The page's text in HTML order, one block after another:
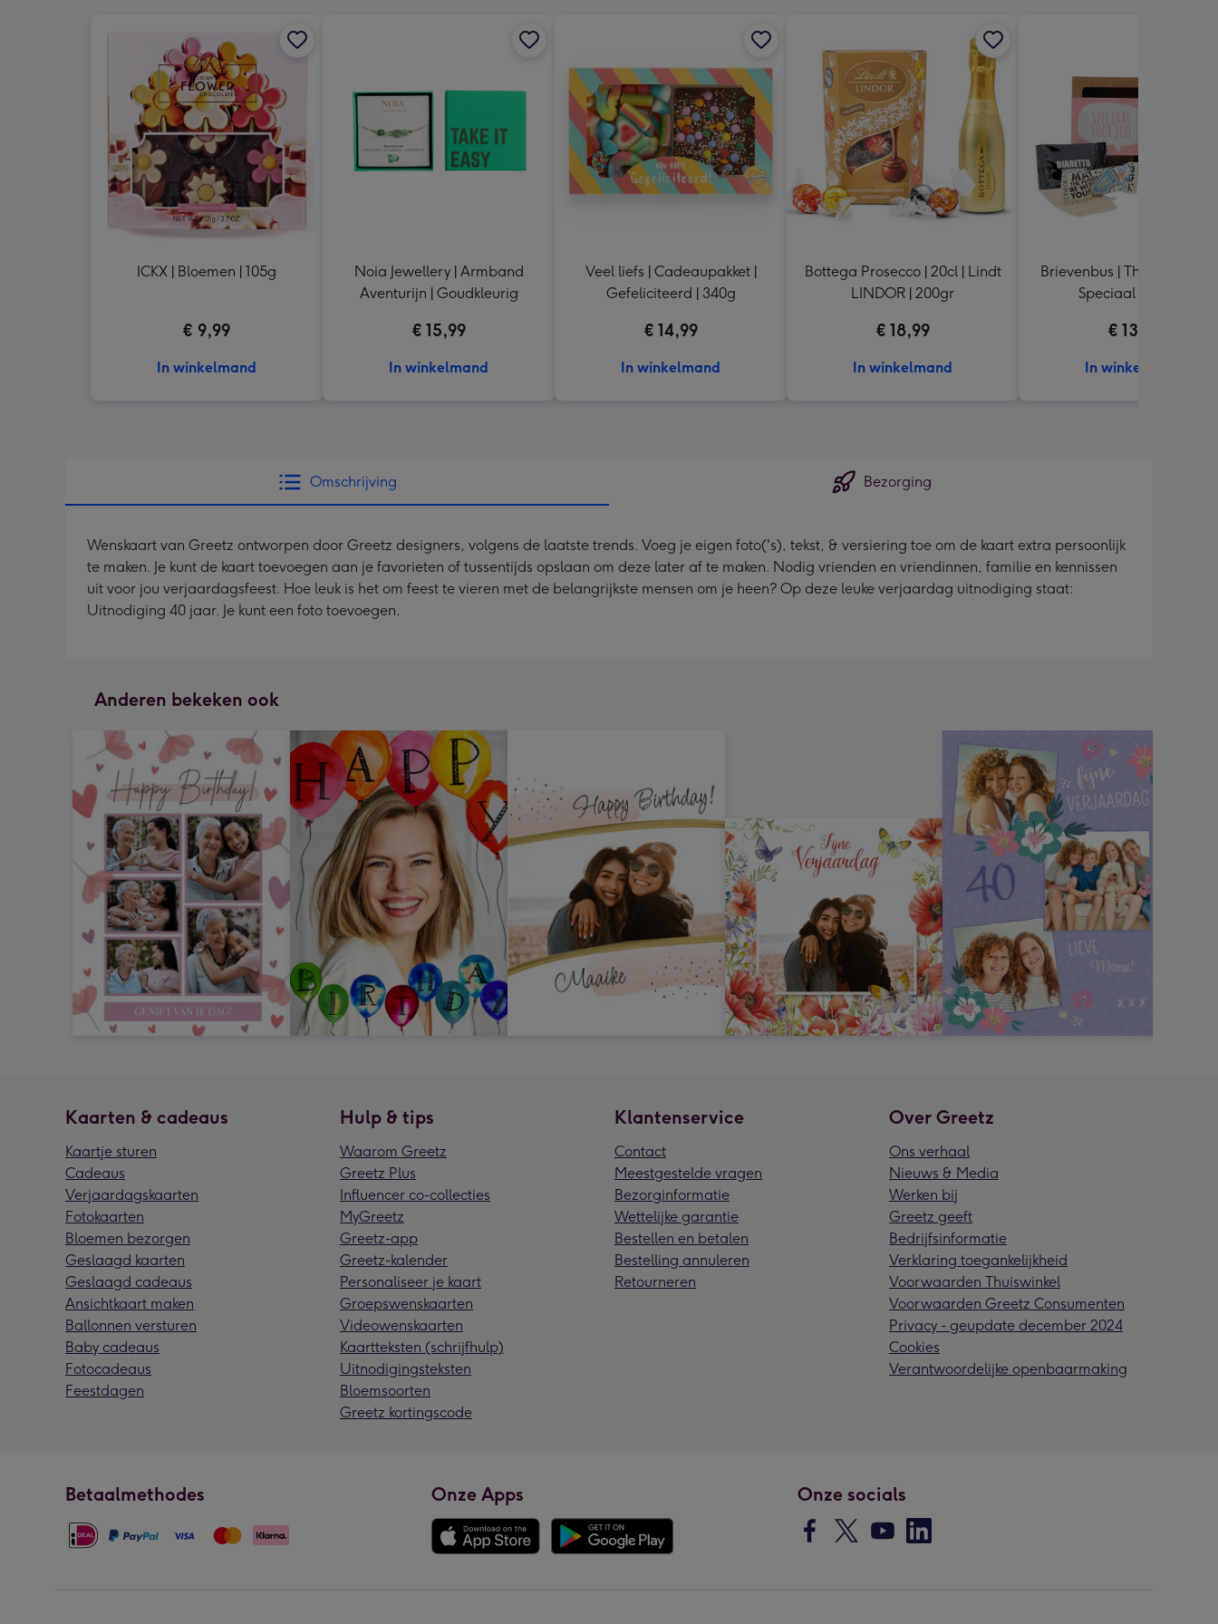
ICKX | Bloemen | 105g
€ 9,99
In winkelmand
Noia Jewellery | Armband
Aventurijn | Goudkleurig
€ 15,99
In winkelmand
Veel liefs | Cadeaupakket |
Gefeliciteerd | 340g
€ 14,99
In winkelmand
Bottega Prosecco | 20cl | Lindt
LINDOR | 200gr
€ 18,99
In winkelmand
Brievenbus | Thee en
Speciaal voor jou
€ 13,99
In winkelmand
Omschrijving Bezorging
Wenskaart van Greetz ontworpen door Greetz designers, volgens de laatste trends. Voeg je eigen foto('s), tekst, & versiering toe om de kaart extra persoonlijk
te maken. Je kunt de kaart toevoegen aan je favorieten of tussentijds opslaan om deze later af te maken. Nodig vrienden en vriendinnen, familie en kennissen
uit voor jou verjaardagsfeest. Hoe leuk is het om feest te vieren met de belangrijkste mensen om je heen? Op deze leuke verjaardag uitnodiging staat:
Uitnodiging 40 jaar. Je kunt een foto toevoegen.
Anderen bekeken ook
Kaarten & cadeaus
Kaartje sturen
Cadeaus
Verjaardagskaarten
Fotokaarten
Bloemen bezorgen
Geslaagd kaarten
Geslaagd cadeaus
Ansichtkaart maken
Ballonnen versturen
Baby cadeaus
Fotocadeaus
Feestdagen
Hulp & tips
Waarom Greetz
Greetz Plus
Influencer co-collecties
MyGreetz
Greetz-app
Greetz-kalender
Personaliseer je kaart
Groepswenskaarten
Videowenskaarten
Kaartteksten (schrijfhulp)
Uitnodigingsteksten
Bloemsoorten
Greetz kortingscode
Klantenservice
Contact
Meestgestelde vragen
Bezorginformatie
Wettelijke garantie
Bestellen en betalen
Bestelling annuleren
Retourneren
Over Greetz
Ons verhaal
Nieuws & Media
Werken bij
Greetz geeft
Bedrijfsinformatie
Verklaring toegankelijkheid
Voorwaarden Thuiswinkel
Voorwaarden Greetz Consumenten
Privacy - geupdate december 2024
Cookies
Verantwoordelijke openbaarmaking
Betaalmethodes Onze Apps Onze socials